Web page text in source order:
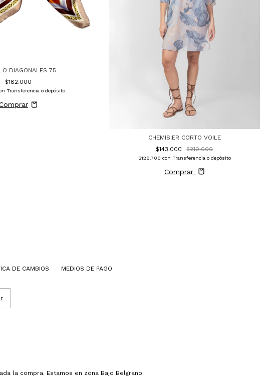
DIAGONALES 75
$182.000
Transferencia o depósito
CHEMISIER CORTO VOILE
$143.000
$210.000
$128.700 con Transferencia o depósito
Comprar
DE CAMBIOS MEDIOS DE PAGO
la compra. Estamos en zona Bajo Belgrano.